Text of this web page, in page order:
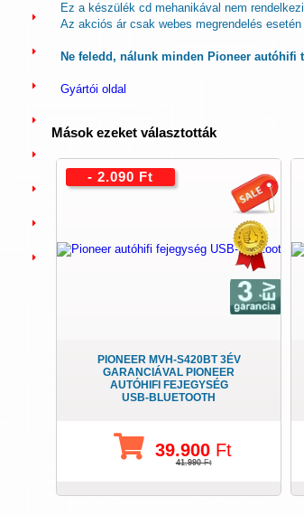
Ez a készülék cd mehanikával nem
Az akciós ár csak webes megrendelés esetén
Ne feledd, nálunk minden Pioneer autóhifi
Gyártói oldal
Mások ezeket választották
PIONEER MVH-S420BT 3ÉV
GARANCIÁVAL PIONEER
AUTÓHIFI FEJEGYSÉG
USB-BLUETOOTH
39.900 Ft
41.990Ft
- 2.090 Ft